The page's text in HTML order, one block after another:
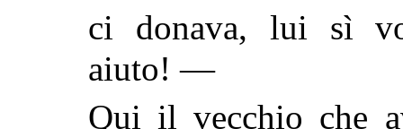
ci donava, lui sì
aiuto! —
Qui il vecchio che